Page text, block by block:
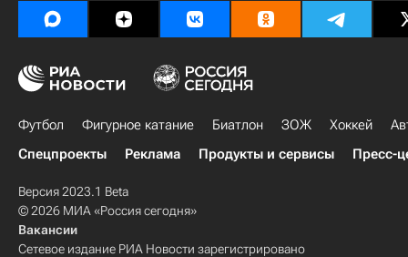
Футбол Фигурное катание Биатлон ЗОЖ Хоккей
Спецпроекты
Реклама Продукты и сервисы Пресс-
Версия 2023.1 Beta
© 2026 МИА «Россия сегодня»
Вакансии
Сетевое издание РИА Новости зарегистрировано